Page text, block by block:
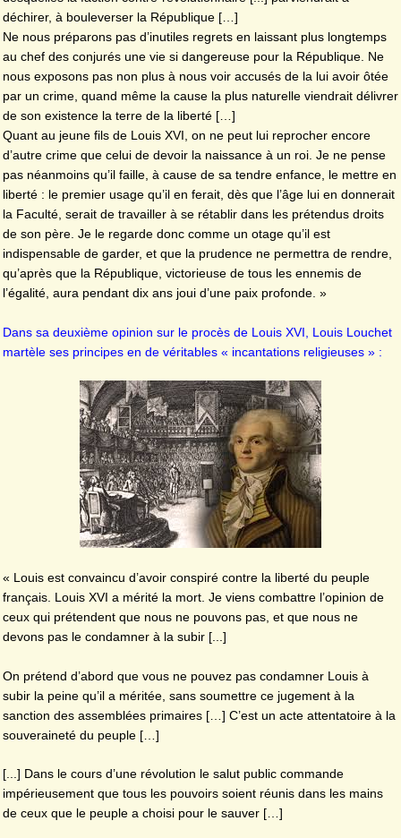
déchirer, à bouleverser la République […]
Ne nous préparons pas d’inutiles regrets en laissant plus longtemps
au chef des conjurés une vie si dangereuse pour la République. Ne
nous exposons pas non plus à nous voir accusés de la lui avoir ôtée
par un crime, quand même la cause la plus naturelle viendrait délivrer
de son existence la terre de la liberté […]
Quant au jeune fils de Louis XVI, on ne peut lui reprocher encore
d’autre crime que celui de devoir la naissance à un roi. Je ne pense
pas néanmoins qu’il faille, à cause de sa tendre enfance, le mettre en
liberté : le premier usage qu’il en ferait, dès que l’âge lui en donnerait
la Faculté, serait de travailler à se rétablir dans les prétendus droits
de son père. Je le regarde donc comme un otage qu’il est
indispensable de garder, et que la prudence ne permettra de rendre,
qu’après que la République, victorieuse de tous les ennemis de
l’égalité, aura pendant dix ans joui d’une paix profonde. »
Dans sa deuxième opinion sur le procès de Louis XVI, Louis Louchet
martèle ses principes en de véritables « incantations religieuses » :
« Louis est convaincu d’avoir conspiré contre la liberté du peuple
français. Louis XVI a mérité la mort. Je viens combattre l’opinion de
ceux qui prétendent que nous ne pouvons pas, et que nous ne
devons pas le condamner à la subir [...]
On prétend d’abord que vous ne pouvez pas condamner Louis à
subir la peine qu’il a méritée, sans soumettre ce jugement à la
sanction des assemblées primaires […] C’est un acte attentatoire à la
souveraineté du peuple […]
[...] Dans le cours d’une révolution le salut public commande
impérieusement que tous les pouvoirs soient réunis dans les mains
de ceux que le peuple a choisi pour le sauver […]